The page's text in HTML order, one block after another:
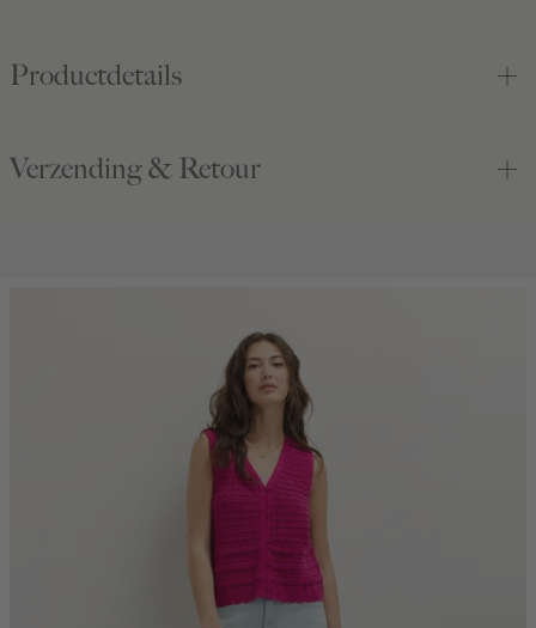
Productdetails
Verzending & Retour